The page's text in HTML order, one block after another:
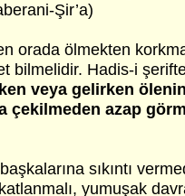
Şir’a)
orada ölmekten
bilmelidir. Hadis-i
veya gelirken
çekilmeden azap
sıkıntı
katlanmalı, yumuşak